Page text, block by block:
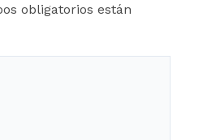
obligatorios están